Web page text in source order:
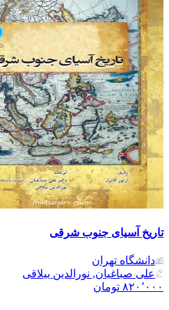
تاریخ آسیای جنوب شرقی
دانشگاه تهران
علی صباغیان, نورالدین ییلاقی
۸۲۰٬۰۰۰ تومان